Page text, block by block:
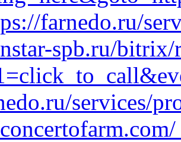
farnedo.ru/
spb.ru/bitrix/
services/